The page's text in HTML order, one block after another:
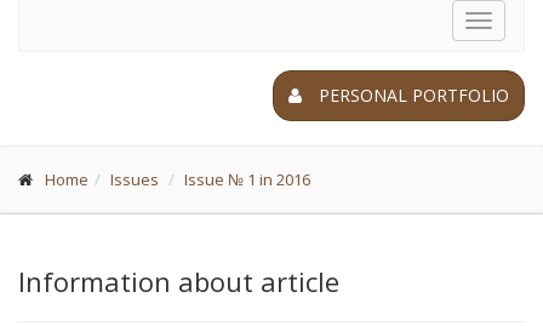
Toggle
PERSONAL PORTFOLIO
Home Issues Issue № 1 in 2016
Information about article